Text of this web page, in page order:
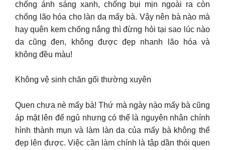
chống ánh sáng xanh, chống bụi mịn ngoài ra còn
chống lão hóa cho làn da mấy bà. Vậy nên bà nào mà
hay quên kem chống nắng thì đừng hỏi tại sao lúc nào
da cũng đen, không được đẹp nhanh lão hóa và
không đều màu!
Không vệ sinh chăn gối thường xuyên
Quen chưa nè mấy bà! Thứ mà ngày nào mấy bà cũng
áp mặt lên để ngủ nhưng có thể là nguyên nhân chính
hình thành mụn và làm làn da của mấy bà không thể
đẹp lên được. Việc cần làm chính là tập dần thói quen